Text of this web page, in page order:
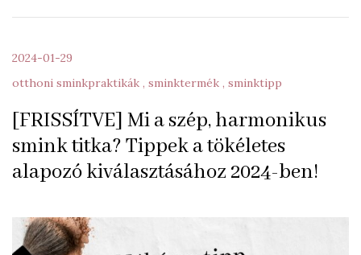
2024-01-29
otthoni sminkpraktikák
sminktermék sminktipp
[FRISSÍTVE] Mi a szép, harmonikus
smink titka? Tippek a tökéletes
alapozó kiválasztásához 2024-ben!